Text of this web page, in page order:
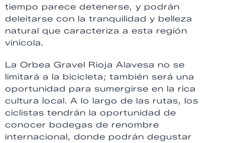
tiempo parece detenerse, y podrán
deleitarse con la tranquilidad y belleza
natural que caracteriza a esta región
vinícola.
La Orbea Gravel Rioja Alavesa no se
limitará a la bicicleta; también será una
oportunidad para sumergirse en la rica
cultura local. A lo largo de las rutas, los
ciclistas tendrán la oportunidad de
conocer bodegas de renombre
internacional, donde podrán degustar